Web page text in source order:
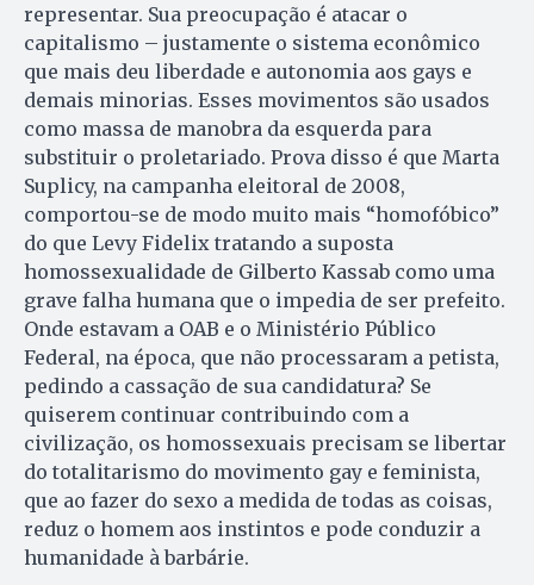
representar. Sua preocupação é atacar o
capitalismo – justamente o sistema econômico
que mais deu liberdade e autonomia aos gays e
demais minorias. Esses movimentos são usados
como massa de manobra da esquerda para
substituir o proletariado. Prova disso é que Marta
Suplicy, na campanha eleitoral de 2008,
comportou-se de modo muito mais “homofóbico”
do que Levy Fidelix tratando a suposta
homossexualidade de Gilberto Kassab como uma
grave falha humana que o impedia de ser prefeito.
Onde estavam a OAB e o Ministério Público
Federal, na época, que não processaram a petista,
pedindo a cassação de sua candidatura? Se
quiserem continuar contribuindo com a
civilização, os homossexuais precisam se libertar
do totalitarismo do movimento gay e feminista,
que ao fazer do sexo a medida de todas as coisas,
reduz o homem aos instintos e pode conduzir a
humanidade à barbárie.